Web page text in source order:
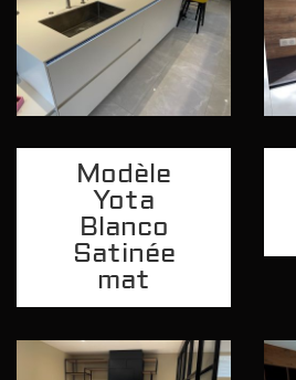
Modèle
Yota
Blanco
Satinée
mat